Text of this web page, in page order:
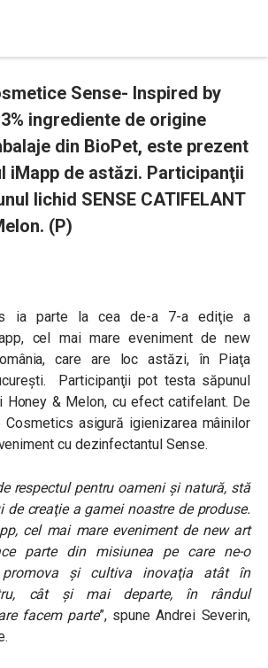
Sense- Inspired by
ingrediente de origine
din BioPet, este prezent
iMapp de astăzi. Participanţii
lichid SENSE CATIFELANT
(P)
ia parte la cea de-a 7-a ediţie a
cel mai mare eveniment de new
care are loc astăzi, în Piaţa
Participanţii pot testa săpunul
Honey & Melon, cu efect catifelant. De
Cosmetics asigură igienizarea mâinilor
cu dezinfectantul Sense.
respectul pentru oameni şi natură, stă
de creaţie a gamei noastre de produse.
cel mai mare eveniment de new art
parte din misiunea pe care ne-o
şi cultiva inovaţia atât în
cât şi mai departe, în rândul
facem parte”, spune Andrei Severin,